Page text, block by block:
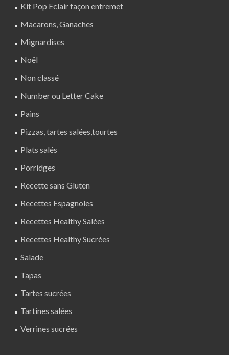
Kit Pop Eclair façon entremet
Macarons, Ganaches
Mignardises
Noël
Non classé
Number ou Letter Cake
Pains
Pizzas, tartes salées,tourtes
Plats salés
Porridges
Recette sans Gluten
Recettes Espagnoles
Recettes Healthy Salées
Recettes Healthy Sucrées
Salade
Tapas
Tartes sucrées
Tartines salées
Verrines sucrées